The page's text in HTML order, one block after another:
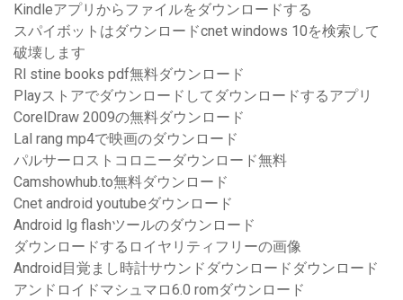
Kindleアプリからファイルをダウンロードする
スパイボットはダウンロードcnet windows 10を検索して
破壊します
Rl stine books pdf無料ダウンロード
Playストアでダウンロードしてダウンロードするアプリ
CorelDraw 2009の無料ダウンロード
Lal rang mp4で映画のダウンロード
パルサーロストコロニーダウンロード無料
Camshowhub.to無料ダウンロード
Cnet android youtubeダウンロード
Android lg flashツールのダウンロード
ダウンロードするロイヤリティフリーの画像
Android目覚まし時計サウンドダウンロードダウンロード
アンドロイドマシュマロ6.0 romダウンロード